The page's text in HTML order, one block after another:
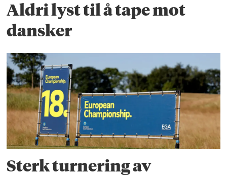
Aldri lyst til å tape mot
dansker
Sterk turnering av